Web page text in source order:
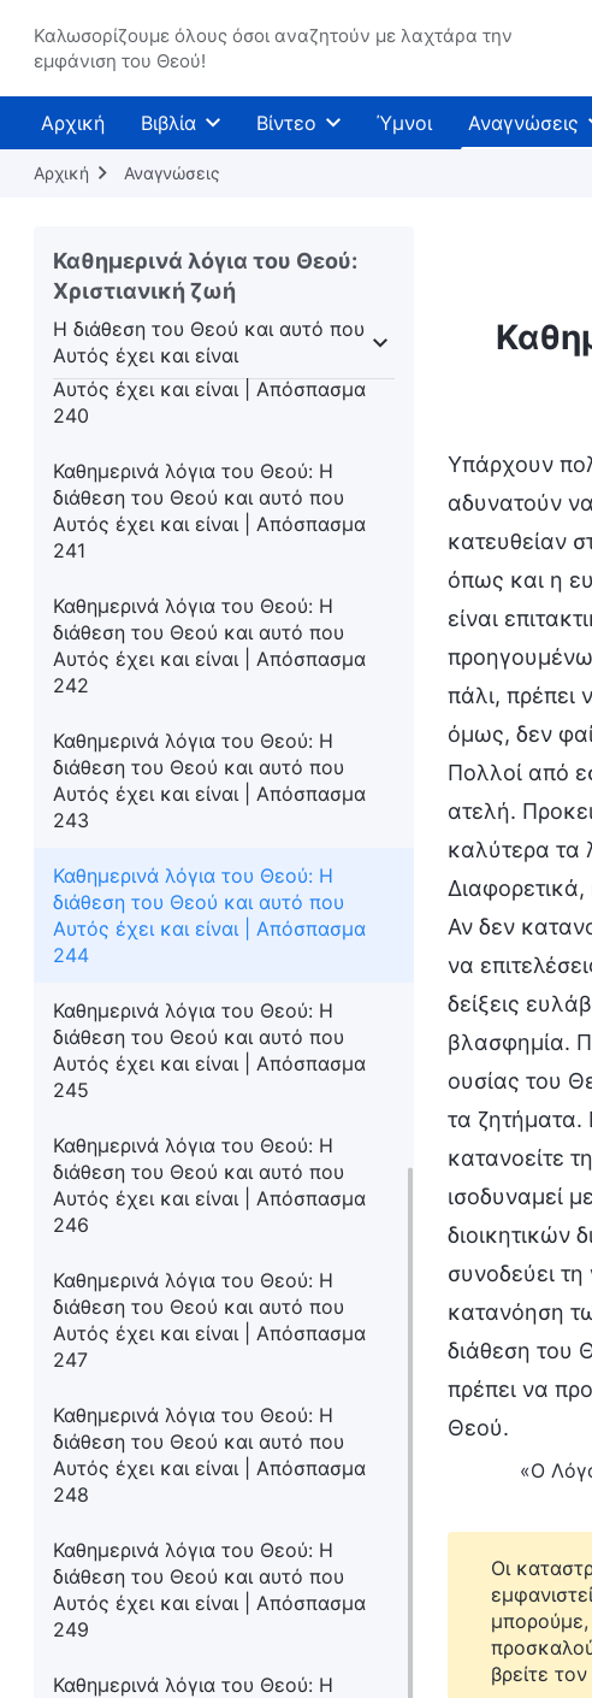
Καλωσορίζουμε όλους όσοι αναζητούν με λαχτάρα την
εμφάνιση του Θεού!
Αρχική Βιβλία Βίντεο Ύμνοι Αναγνώσεις
Αρχική Αναγνώσεις
Καθημερινά λόγια του Θεού:
Χριστιανική ζωή
Η διάθεση του Θεού και αυτό που
Αυτός έχει και είναι
Θεού Η διάθεση του Θεού και αυτό που Αυτός έχει
Καθημερινά λόγια του Θεού: Η
διάθεση του Θεού και αυτό που
Αυτός έχει και είναι | Απόσπασμα
238
Αυτός έχει και είναι | Απόσπασμα
239
Καθημερινά λόγια του Θεού: Η
διάθεση του Θεού και αυτό που
Αυτός έχει και είναι | Απόσπασμα
240
Καθημερινά λόγια του Θεού: Η
διάθεση του Θεού και αυτό που
Αυτός έχει και είναι | Απόσπασμα
241
Καθημερινά λόγια του Θεού: Η
διάθεση του Θεού και αυτό που
Αυτός έχει και είναι | Απόσπασμα
242
Καθημερινά λόγια του Θεού: Η
διάθεση του Θεού και αυτό που
Αυτός έχει και είναι | Απόσπασμα
243
Καθημερινά λόγια του Θεού: Η
διάθεση του Θεού και αυτό που
Αυτός έχει και είναι | Απόσπασμα
244
Καθημερινά λόγια του Θεού: Η
διάθεση του Θεού και αυτό που
Αυτός έχει και είναι | Απόσπασμα
245
Καθημερινά λόγια του Θεού: Η
διάθεση του Θεού και αυτό που
Αυτός έχει και είναι | Απόσπασμα
246
Καθημερινά λόγια του Θεού: Η
διάθεση του Θεού και αυτό που
Αυτός έχει και είναι | Απόσπασμα
247
Καθημερινά λόγια του Θεού: Η
διάθεση του Θεού και αυτό που
Αυτός έχει και είναι | Απόσπασμα
248
Καθημερινά λόγια του Θεού: Η
διάθεση του Θεού και αυτό που
Αυτός έχει και είναι | Απόσπασμα
249
Καθημερινά λόγια του Θεού: Η
Υπάρχουν
αδυνατούν
κατευθείαν
όπως και η
είναι
πάλι, πρέπει
όμως, δεν
Πολλοί από
ατελή.
καλύτερα τα
Αν δεν
να
δείξεις
βλασφημία.
ουσίας του
τα ζητήματα.
κατανοείτε
ισοδυναμεί
διοικητικών
συνοδεύει
κατανόηση
διάθεση του
πρέπει να
Θεού.
«Ο
Οι
μπορούμε,
βρείτε